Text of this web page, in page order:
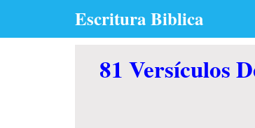
Escritura Biblica
81 Versículos